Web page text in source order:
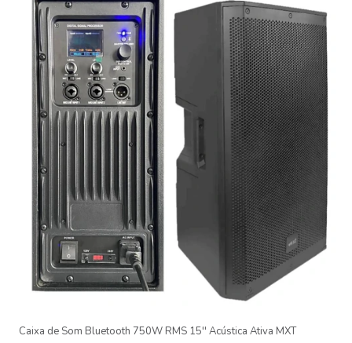
INDICADO PARA:
Festas Grandes;
Casamentos;
Aniversários;
Festa com amigos;
Confraternizações ;
Igreja;
Lojas e muito mais!
Caixa de Som Bluetooth 750W RMS 15'' Acústica Ativa MXT